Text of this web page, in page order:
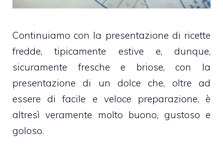
Continuiamo con la presentazione di ricette
fredde, tipicamente estive e, dunque,
sicuramente fresche e briose, con la
presentazione di un dolce che, oltre ad
essere di facile e veloce preparazione, è
altresì veramente molto buono, gustoso e
goloso.